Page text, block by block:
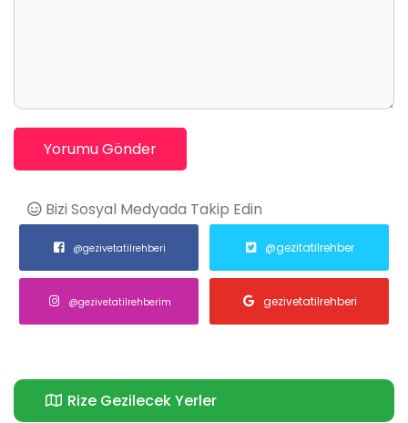
Yorumu Gönder
Bizi Sosyal Medyada Takip Edin
@gezivetatilrehberi @gezitatilrehber
@gezivetatilrehberim gezivetatilrehberi
Rize Gezilecek Yerler